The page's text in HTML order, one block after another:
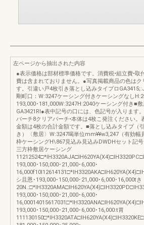
左ページから抽出された内容
●表示価格は部材標準価格です。消費税•組立費•取
費は含まれておりません。●写真掲載商品の色はク
す。引違い戸4枚引き落とし込みタイプロ
剛町口：W:3247ケーシング付きケーシングなし
193,000･181,000W:3247H:2040ケーシング付き■
GA3421Rl●表中記号の口には、色記号が入ります
バーチ8クリアバーチ•本体は4枚こ発注ください。
金額は4枚の合計金額です。■落とし込みタイプ（
き）〈敷居〉W:3247喝単位mm¥¥w3,247（有効幅
枠ケーシングH\867見込み見込みDWDHセット記
三方枠敷居ケーシング
193,000･150,000･21,000･6,000･
シ且恩･193,000･150,000･21,000･6,000･16,000tき
193,000･150,000･21,000･6,000･
193,000･150,000･21,000･6,000･16,000:t胃